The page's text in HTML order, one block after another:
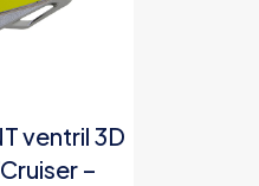
ventril 3D
–